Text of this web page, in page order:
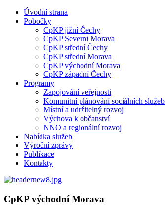
Úvodní strana
Pobočky
CpKP jižní Čechy
CpKP Severní Morava
CpKP střední Čechy
CpKP střední Morava
CpKP východní Morava
CpKP západní Čechy
Programy
Zapojování veřejnosti
Komunitní plánování sociálních služeb
Místní a udržitelný rozvoj
Výchova k občanství
NNO a regionální rozvoj
Nabídka služeb
Výroční zprávy
Publikace
Kontakty
CpKP východní Morava